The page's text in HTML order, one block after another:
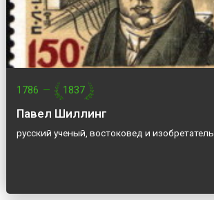
1786 — 1837
Павел Шиллинг
русский ученый, востоковед и изобретатель